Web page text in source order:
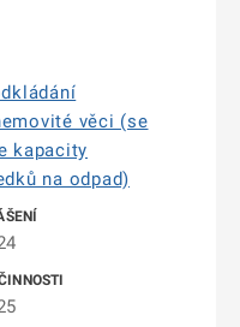
věci (se
kapacity
na odpad)